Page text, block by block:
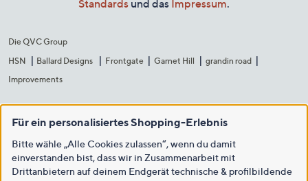
Standards und das Impressum.
Die QVC Group
HSN
Ballard Designs Frontgate Garnet Hill
grandin road
Improvements
Für ein personalisiertes Shopping-Erlebnis
Bitte wähle „Alle Cookies zulassen“, wenn du damit
einverstanden bist, dass wir in Zusammenarbeit mit
Drittanbietern auf deinem Endgerät technische & profilbildende